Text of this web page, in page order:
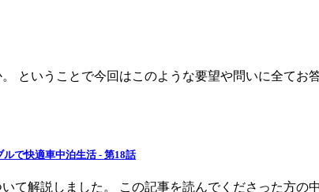
ということで今回はこのような要望や問いに全てお
で快適車中泊生活 - 第18話
て解説しました。 この記事を読んでくださった方の